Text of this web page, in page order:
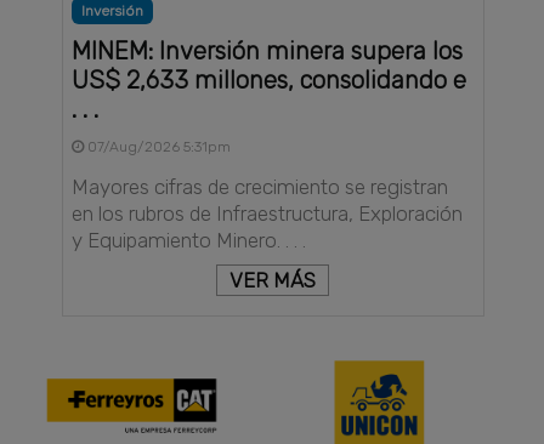
Inversión
MINEM: Inversión minera supera los
US$ 2,633 millones, consolidando e
. . .
07/Aug/2026 5:31pm
Mayores cifras de crecimiento se registran
en los rubros de Infraestructura, Exploración
y Equipamiento Minero. . . .
VER MÁS